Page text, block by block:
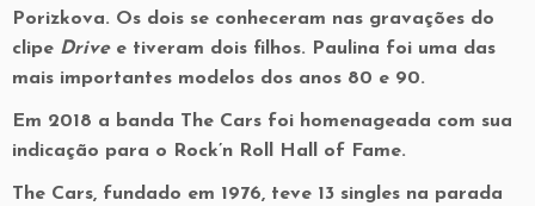
Porizkova. Os dois se conheceram nas gravações do
clipe Drivee tiveram dois filhos. Paulina foi uma das
mais importantes modelos dos anos 80 e 90.
Em 2018 a banda The Cars foi homenageada com sua
indicação para o Rock’n Roll Hall of Fame.
The Cars, fundado em 1976, teve 13 singles na parada